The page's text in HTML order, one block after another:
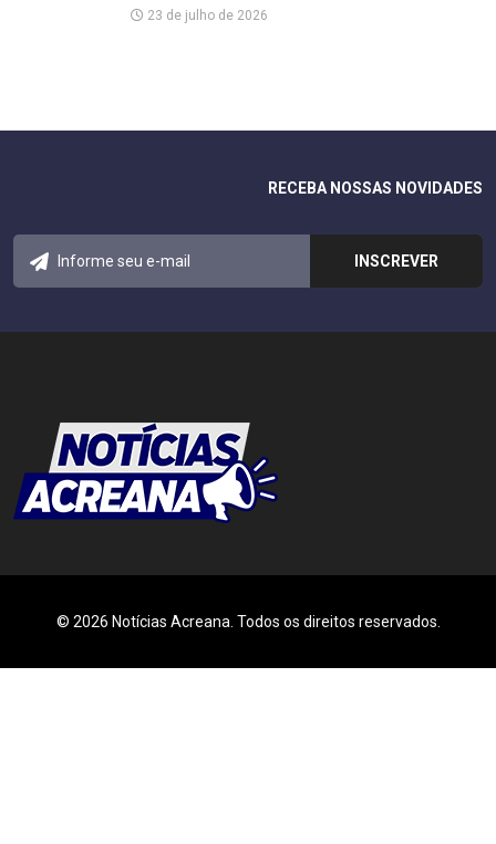
23 de julho de 2026
RECEBA NOSSAS NOVIDADES
© 2026 Notícias Acreana. Todos os direitos reservados.